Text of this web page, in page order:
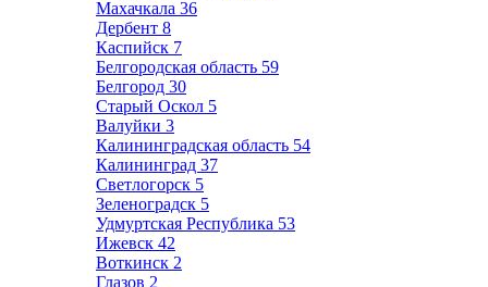
Махачкала 36
Дербент 8
Каспийск 7
Белгородская область 59
Белгород 30
Старый Оскол 5
Валуйки 3
Калининградская область 54
Калининград 37
Светлогорск 5
Зеленоградск 5
Удмуртская Республика 53
Ижевск 42
Воткинск 2
Глазов 2